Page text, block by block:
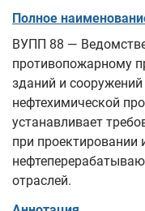
Полное
ВУПП 88 —
противопожарному
зданий и
нефтехимической
устанавливает
при проектировании
отраслей.